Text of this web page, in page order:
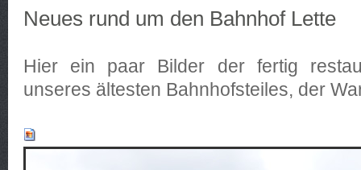
Neues rund um den Bahnhof Lette
Hier ein paar Bilder der fertig
unseres ältesten Bahnhofsteiles, der